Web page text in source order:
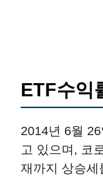
ETF수익
2014년 6월
고 있으며, 코
재까지 상승세